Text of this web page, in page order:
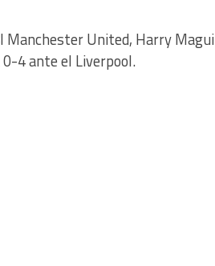
United, Harry
0-4 ante el Liverpool.